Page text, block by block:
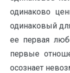
одинаково
одинаковый
ее первая
первые
осознает